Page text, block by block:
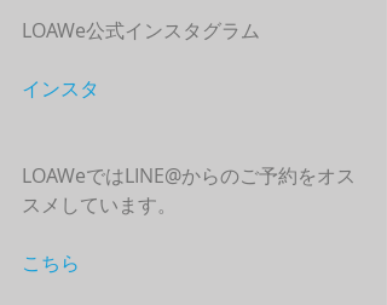
LOAWe公式インスタグラム
インスタ
LOAWeではLINE@からのご予約をオス
スメしています。
こちら